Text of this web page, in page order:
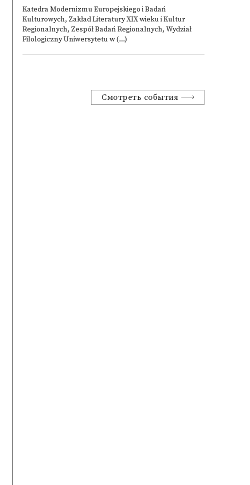
Katedra Modernizmu Europejskiego i Badań
Kulturowych, Zakład Literatury XIX wieku i Kultur
Regionalnych, Zespół Badań Regionalnych, Wydział
Filologiczny Uniwersytetu w (...)
Смотреть события